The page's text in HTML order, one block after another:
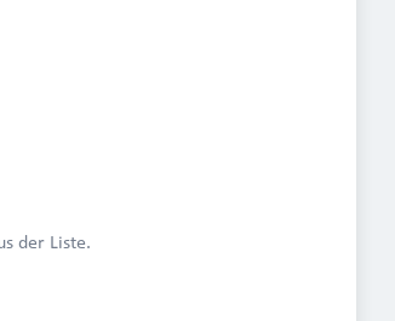
der Liste.